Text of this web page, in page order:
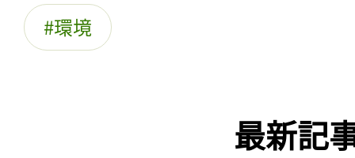
環境
最新記